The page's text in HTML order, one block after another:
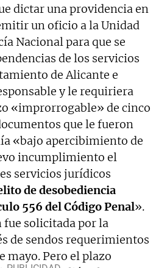
dictar una providencia en
un oficio a la Unidad
Nacional para que se
de los servicios
de Alicante e
y le requiriera
«improrrogable» de cinco
que le fueron
«bajo apercibimiento de
incumplimiento el
servicios jurídicos
de desobediencia
556 del Código Penal».
fue solicitada por la
de sendos requerimientos
mayo. Pero el plazo